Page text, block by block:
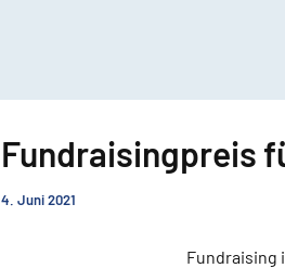
Fundraisingpreis
4. Juni 2021
Fundraising